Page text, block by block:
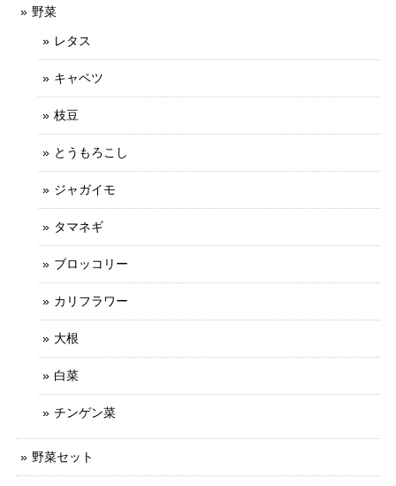
野菜
レタス
キャベツ
枝豆
とうもろこし
ジャガイモ
タマネギ
ブロッコリー
カリフラワー
大根
白菜
チンゲン菜
野菜セット